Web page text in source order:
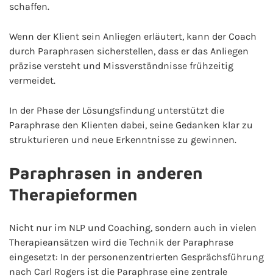
schaffen.
Wenn der Klient sein Anliegen erläutert, kann der Coach
durch Paraphrasen sicherstellen, dass er das Anliegen
präzise versteht und Missverständnisse frühzeitig
vermeidet.
In der Phase der Lösungsfindung unterstützt die
Paraphrase den Klienten dabei, seine Gedanken klar zu
strukturieren und neue Erkenntnisse zu gewinnen.
Paraphrasen in anderen
Therapieformen
Nicht nur im NLP und Coaching, sondern auch in vielen
Therapieansätzen wird die Technik der Paraphrase
eingesetzt: In der personenzentrierten Gesprächsführung
nach Carl Rogers ist die Paraphrase eine zentrale